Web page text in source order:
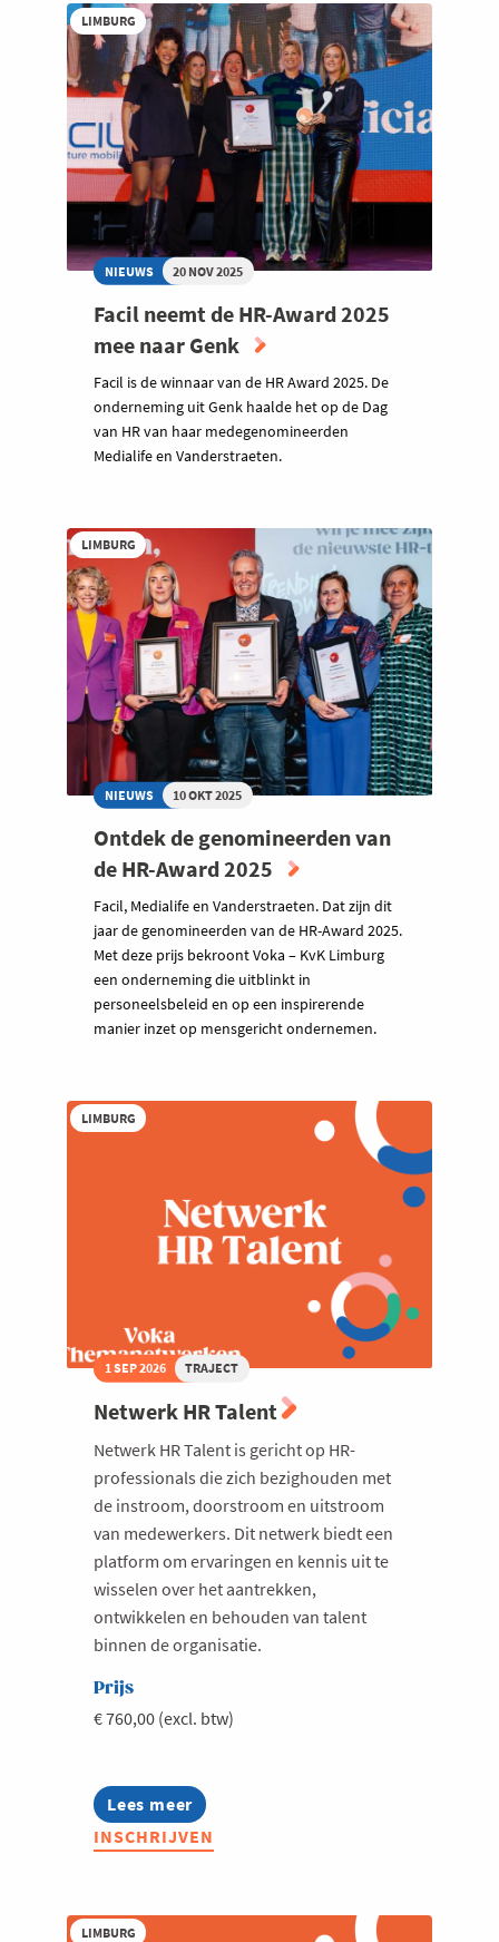
LIMBURG
NIEUWS 20 NOV 2025
Facil neemt de HR-Award 2025
mee naar Genk
Facil is de winnaar van de HR Award 2025. De
onderneming uit Genk haalde het op de Dag
van HR van haar medegenomineerden
Medialife en Vanderstraeten.
LIMBURG
NIEUWS 10 OKT 2025
Ontdek de genomineerden van
de HR-Award 2025
Facil, Medialife en Vanderstraeten. Dat zijn dit
jaar de genomineerden van de HR-Award 2025.
Met deze prijs bekroont Voka – KvK Limburg
een onderneming die uitblinkt in
personeelsbeleid en op een inspirerende
manier inzet op mensgericht ondernemen.
LIMBURG
1 SEP 2026 TRAJECT
Netwerk HR Talent
Netwerk HR Talent is gericht op HR-
professionals die zich bezighouden met
de instroom, doorstroom en uitstroom
van medewerkers. Dit netwerk biedt een
platform om ervaringen en kennis uit te
wisselen over het aantrekken,
ontwikkelen en behouden van talent
binnen de organisatie.
Prijs
€ 760,00 (excl. btw)
Lees meer
about
Netwerk
HR
INSCHRIJVEN
LIMBURG